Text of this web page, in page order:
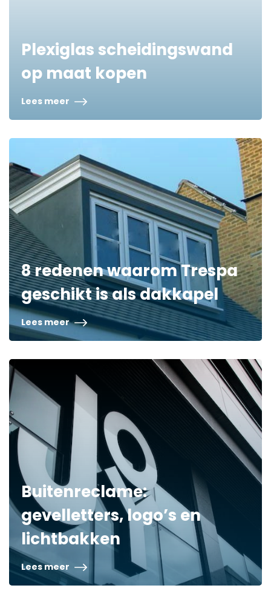
Plexiglas scheidingswand
op maat kopen
Lees meer
8 redenen waarom Trespa
geschikt is als dakkapel
Lees meer
Buitenreclame:
gevelletters, logo’s en
lichtbakken
Lees meer